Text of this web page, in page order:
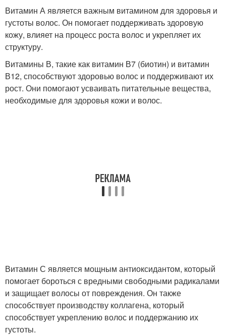
Витамин А является важным витамином для здоровья и
густоты волос. Он помогает поддерживать здоровую
кожу, влияет на процесс роста волос и укрепляет их
структуру.
Витамины В, такие как витамин В7 (биотин) и витамин
В12, способствуют здоровью волос и поддерживают их
рост. Они помогают усваивать питательные вещества,
необходимые для здоровья кожи и волос.
Витамин С является мощным антиоксидантом, который
помогает бороться с вредными свободными радикалами
и защищает волосы от повреждения. Он также
способствует производству коллагена, который
способствует укреплению волос и поддержанию их
густоты.